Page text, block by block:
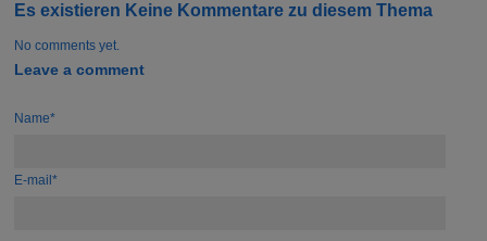
Es existieren Keine Kommentare zu diesem Thema
No comments yet.
Leave a comment
Name*
E-mail*